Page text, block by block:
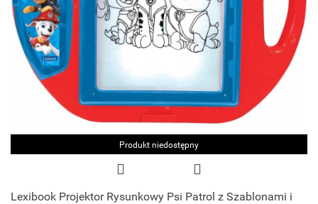
Produkt niedostępny
Lexibook Projektor Rysunkowy Psi Patrol z Szablonami i